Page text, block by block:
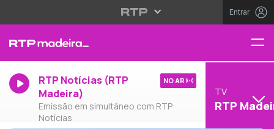
Entrar
RTP Notícias (RTP
Madeira)
Emissão em simultâneo com RTP
Notícias
NO AR
TV
RTP